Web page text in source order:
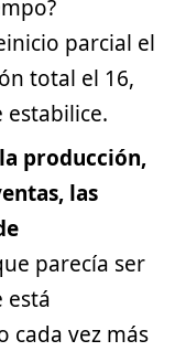
parcial el
total el 16,
estabilice.
producción,
las
parecía ser
está
cada vez más